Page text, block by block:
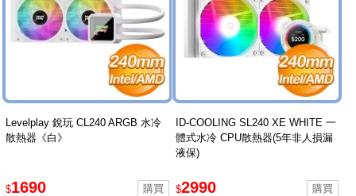
Levelplay 銳玩 CL240 ARGB 水冷
散熱器《白》
$1690
ID-COOLING SL240 XE WHITE 一
體式水冷 CPU散熱器(5年非人損漏
液保)
$2990